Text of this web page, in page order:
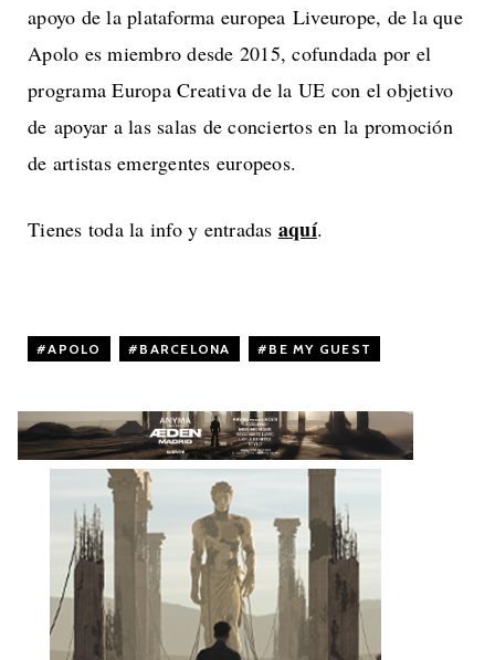
apoyo de la plataforma europea Liveurope, de la que
Apolo es miembro desde 2015, cofundada por el
programa Europa Creativa de la UE con el objetivo
de apoyar a las salas de conciertos en la promoción
de artistas emergentes europeos.
Tienes toda la info y entradas aquí.
APOLO BARCELONA BE MY GUEST